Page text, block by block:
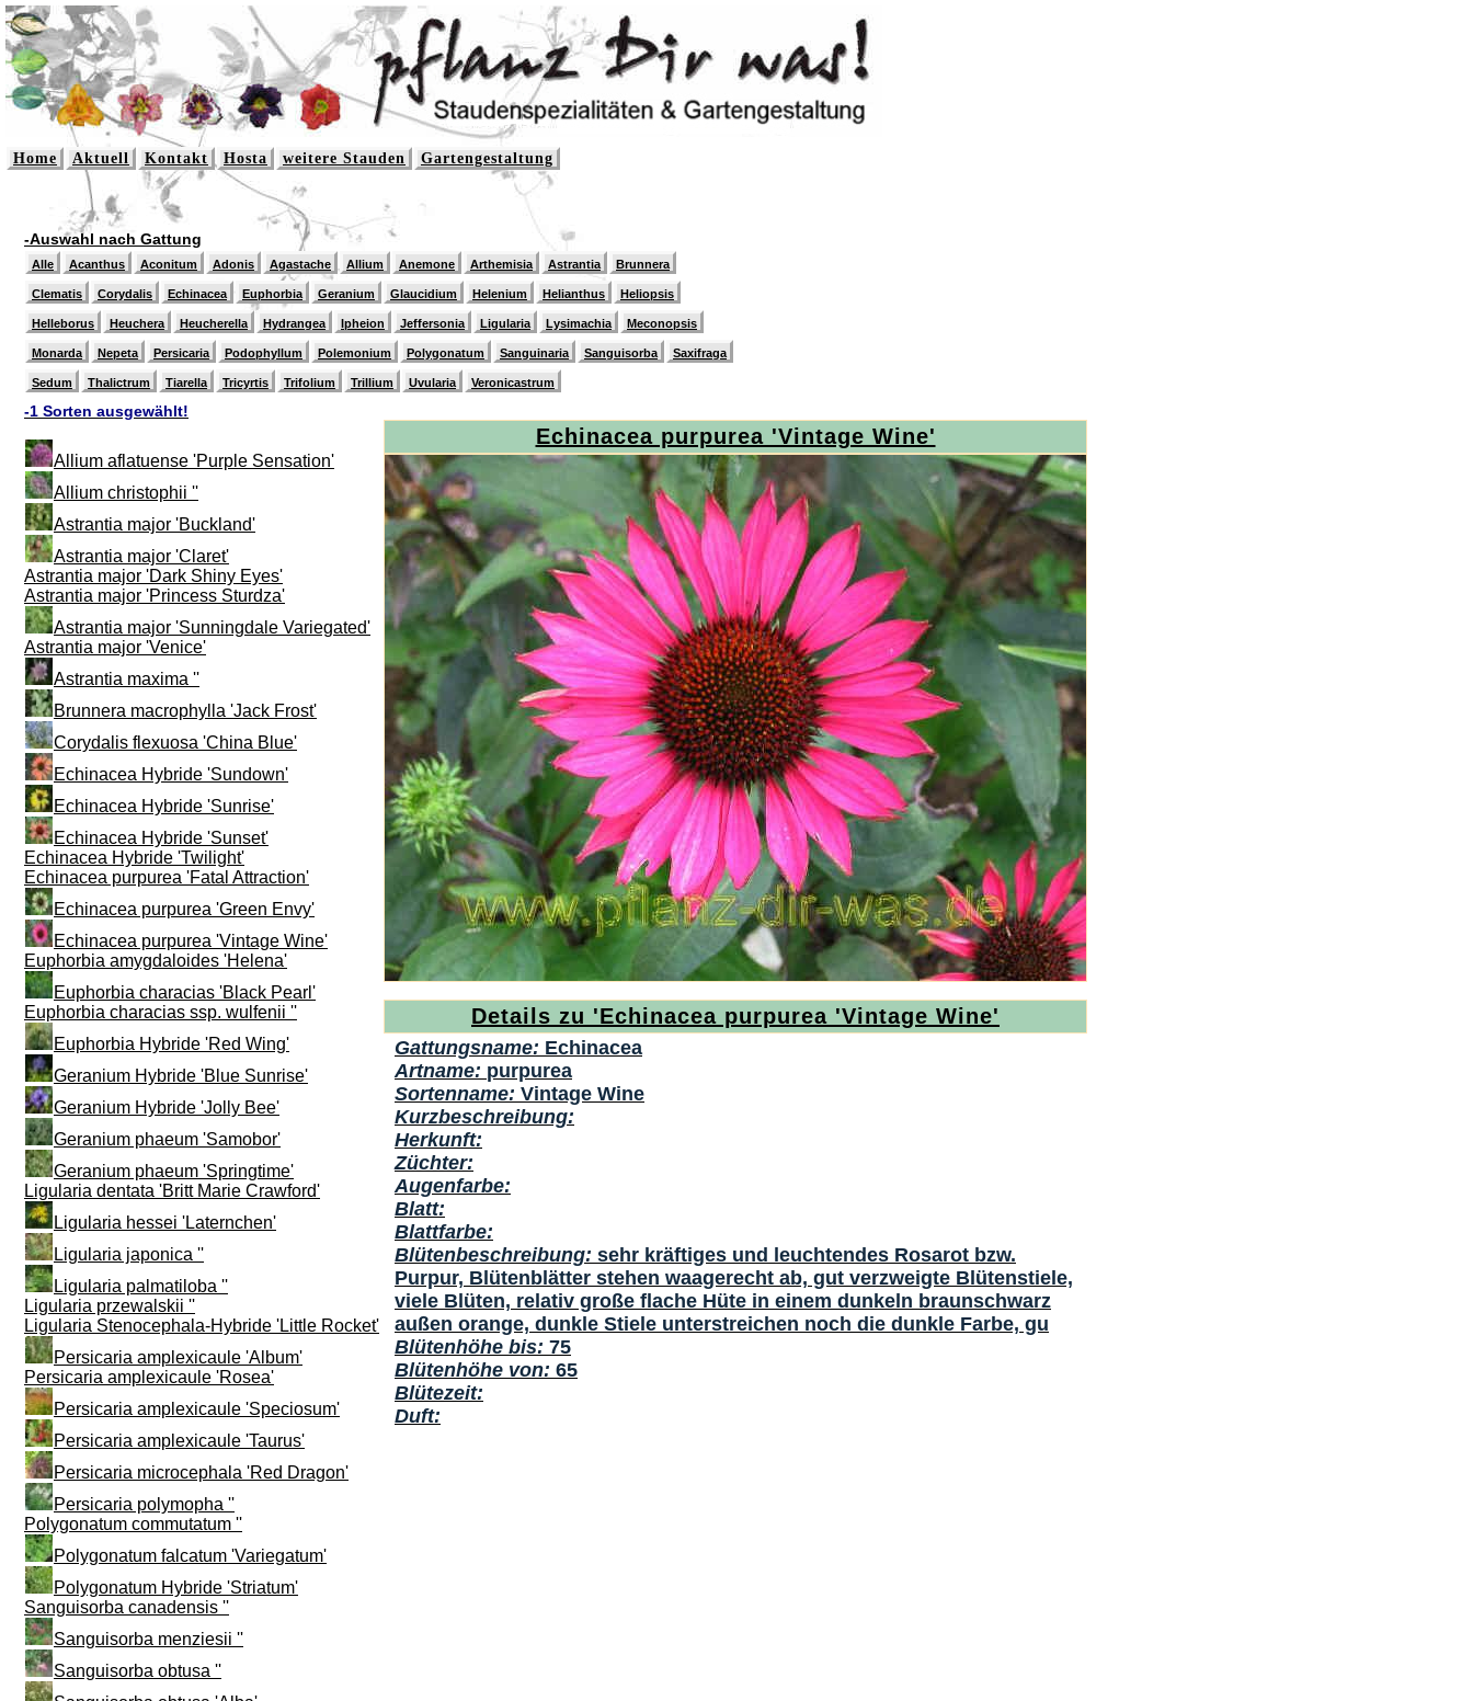
Home Aktuell Kontakt Hosta weitere Stauden Gartengestaltung
-Auswahl nach Gattung
Alle Acanthus Aconitum Adonis Agastache Allium Anemone Arthemisia Astrantia Brunnera
Clematis Corydalis Echinacea Euphorbia Geranium Glaucidium Helenium Helianthus Heliopsis
Helleborus Heuchera Heucherella Hydrangea Ipheion Jeffersonia Ligularia Lysimachia Meconopsis
Monarda Nepeta Persicaria Podophyllum Polemonium Polygonatum Sanguinaria Sanguisorba Saxifraga
Sedum Thalictrum Tiarella Tricyrtis Trifolium Trillium Uvularia Veronicastrum
-1 Sorten ausgewählt!
Allium aflatuense 'Purple Sensation'
Allium christophii ''
Astrantia major 'Buckland'
Astrantia major 'Claret'
Astrantia major 'Dark Shiny Eyes'
Astrantia major 'Princess Sturdza'
Astrantia major 'Sunningdale Variegated'
Astrantia major 'Venice'
Astrantia maxima ''
Brunnera macrophylla 'Jack Frost'
Corydalis flexuosa 'China Blue'
Echinacea Hybride 'Sundown'
Echinacea Hybride 'Sunrise'
Echinacea Hybride 'Sunset'
Echinacea Hybride 'Twilight'
Echinacea purpurea 'Fatal Attraction'
Echinacea purpurea 'Green Envy'
Echinacea purpurea 'Vintage Wine'
Euphorbia amygdaloides 'Helena'
Euphorbia characias 'Black Pearl'
Euphorbia characias ssp. wulfenii ''
Euphorbia Hybride 'Red Wing'
Geranium Hybride 'Blue Sunrise'
Geranium Hybride 'Jolly Bee'
Geranium phaeum 'Samobor'
Geranium phaeum 'Springtime'
Ligularia dentata 'Britt Marie Crawford'
Ligularia hessei 'Laternchen'
Ligularia japonica ''
Ligularia palmatiloba ''
Ligularia przewalskii ''
Ligularia Stenocephala-Hybride 'Little Rocket'
Persicaria amplexicaule 'Album'
Persicaria amplexicaule 'Rosea'
Persicaria amplexicaule 'Speciosum'
Persicaria amplexicaule 'Taurus'
Persicaria microcephala 'Red Dragon'
Persicaria polymopha ''
Polygonatum commutatum ''
Polygonatum falcatum 'Variegatum'
Polygonatum Hybride 'Striatum'
Sanguisorba canadensis ''
Sanguisorba menziesii ''
Sanguisorba obtusa ''
Echinacea purpurea 'Vintage Wine'
Details zu 'Echinacea purpurea 'Vintage Wine'
Gattungsname: Echinacea
Artname: purpurea
Sortenname: Vintage Wine
Kurzbeschreibung:
Herkunft:
Züchter:
Augenfarbe:
Blatt:
Blattfarbe:
Blütenbeschreibung: sehr kräftiges und leuchtendes Rosarot bzw.
Purpur, Blütenblätter stehen waagerecht ab, gut verzweigte Blütenstiele,
viele Blüten, relativ große flache Hüte in einem dunkeln braunschwarz
außen orange, dunkle Stiele unterstreichen noch die dunkle Farbe, gu
Blütenhöhe bis: 75
Blütenhöhe von: 65
Blütezeit:
Duft: